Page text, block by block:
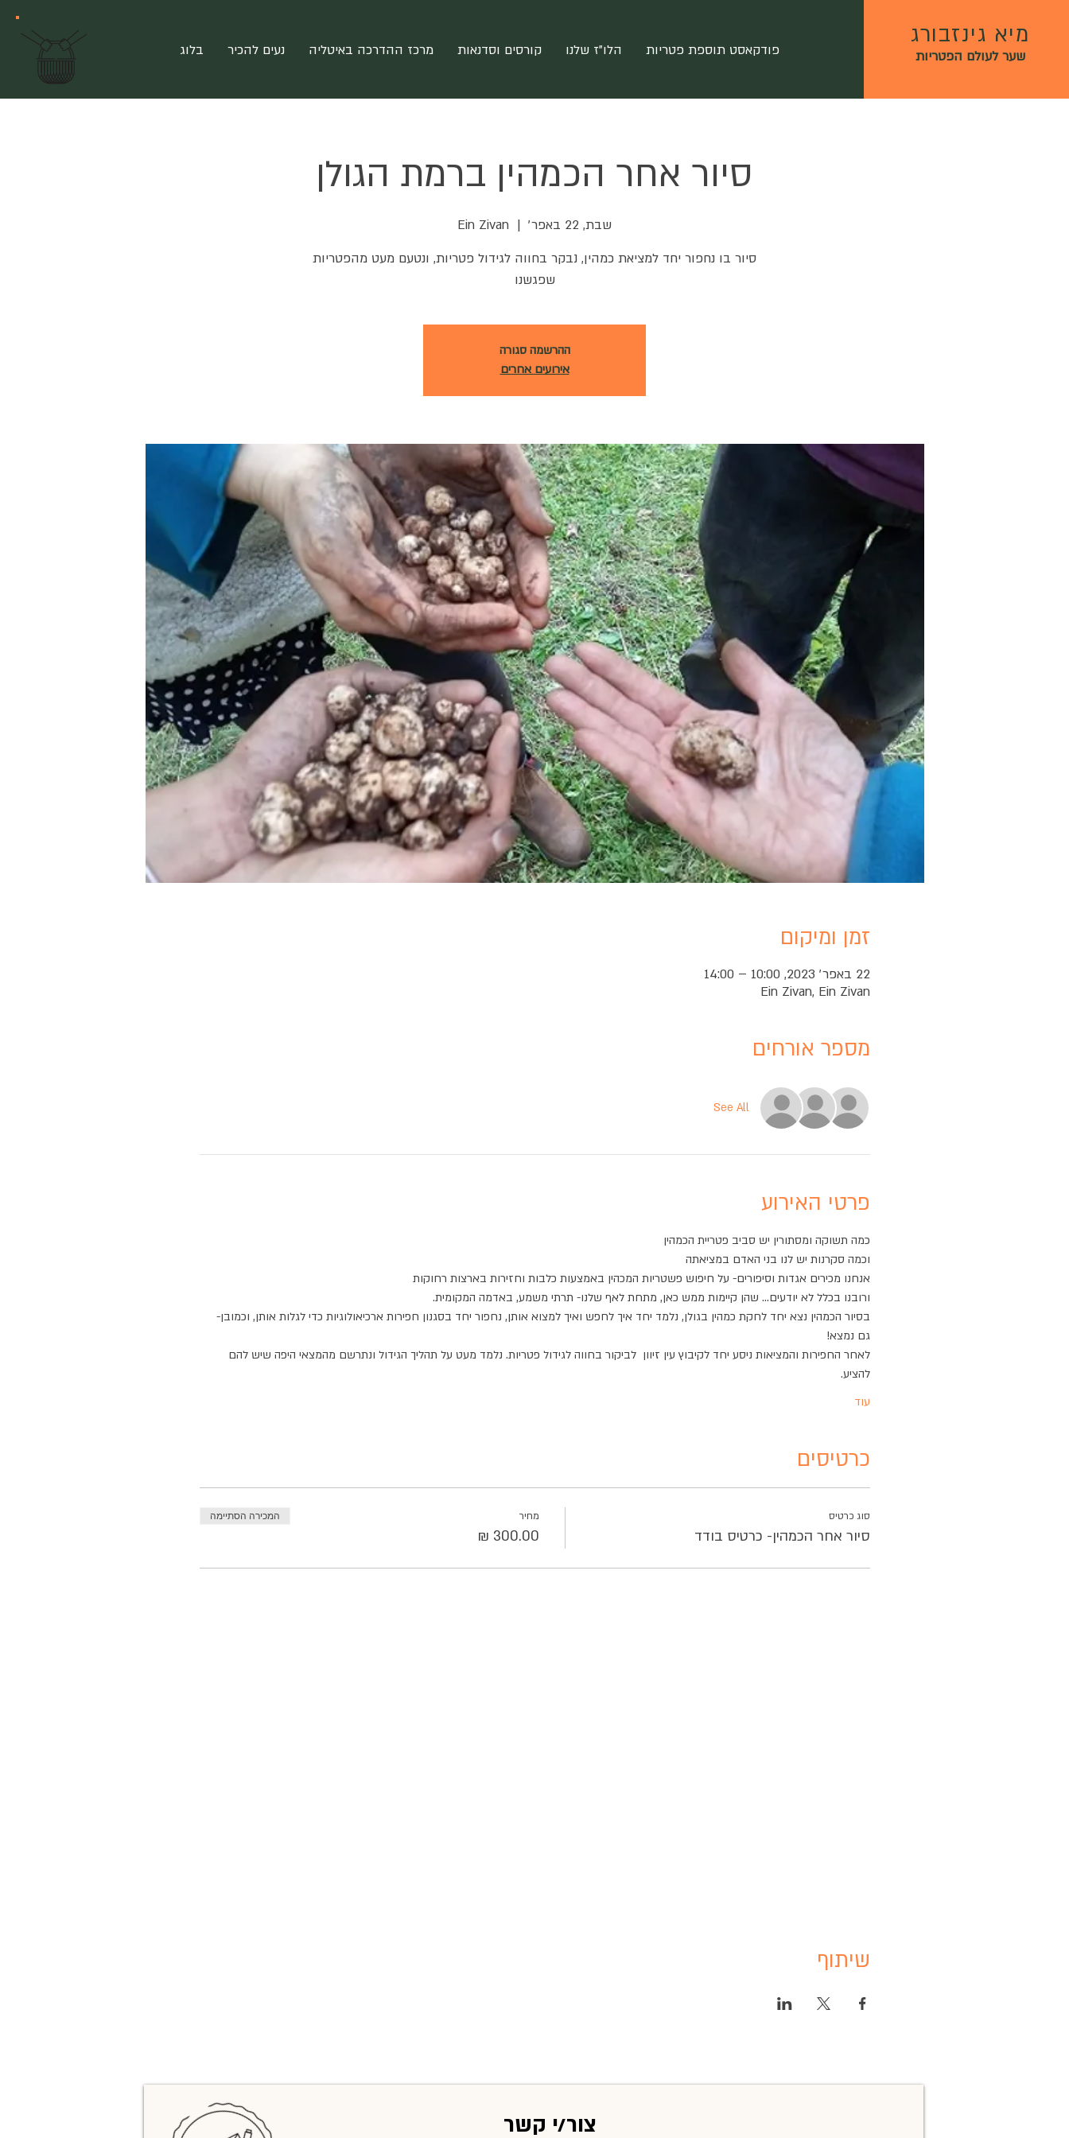
פודקאסט תוספת פטריות הלו"ז שלנו קורסים וסדנאות מרכז ההדרכה באיטליה נעים להכיר בלוג
מיא גינזבורג
שער לעולם הפטריות
סיור אחר הכמהין ברמת הגולן
שבת, 22 באפר׳
  |
Ein Zivan
סיור בו נחפור יחד למציאת כמהין, נבקר בחווה לגידול פטריות, ונטעם מעט מהפטריות
שפגשנו
ההרשמה סגורה
אירועים אחרים
זמן ומיקום
22 באפר׳ 2023, 10:00 – 14:00
Ein Zivan, Ein Zivan
מספר אורחים
See All
פרטי האירוע
כמה תשוקה ומסתורין יש סביב פטריית הכמהין
וכמה סקרנות יש לנו בני האדם במציאתה
אנחנו מכירים אגדות וסיפורים- על חיפוש פשטריות המכהין באמצעות כלבות וחזירות בארצות רחוקות
ורובנו בכלל לא יודעים... שהן קיימות ממש כאן, מתחת לאף שלנו- תרתי משמע, באדמה המקומית.
בסיור הכמהין נצא יחד לחקת כמהין בגולן, נלמד יחד איך לחפש ואיך למצוא אותן, נחפור יחד בסגנון חפירות ארכיאולוגיות כדי לגלות אותן, וכמובן-
גם נמצא!
לאחר החפירות והמציאות ניסע יחד לקיבוץ עין זיוון  לביקור בחווה לגידול פטריות. נלמד מעט על תהליך הגידול ונתרשם מהמצאי היפה שיש להם
להציע.
עוד
כרטיסים
סוג כרטיס
סיור אחר הכמהין- כרטיס בודד
מחיר המכירה הסתיימה
שיתוף
צור/י קשר